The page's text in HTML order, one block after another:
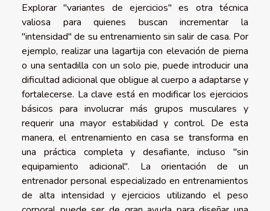
Explorar "variantes de ejercicios" es otra técnica
valiosa para quienes buscan incrementar la
"intensidad" de su entrenamiento sin salir de casa. Por
ejemplo, realizar una lagartija con elevación de pierna
o una sentadilla con un solo pie, puede introducir una
dificultad adicional que obligue al cuerpo a adaptarse y
fortalecerse. La clave está en modificar los ejercicios
básicos para involucrar más grupos musculares y
requerir una mayor estabilidad y control. De esta
manera, el entrenamiento en casa se transforma en
una práctica completa y desafiante, incluso "sin
equipamiento adicional". La orientación de un
entrenador personal especializado en entrenamientos
de alta intensidad y ejercicios utilizando el peso